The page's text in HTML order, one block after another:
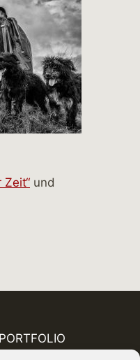
Zeit“ und
PORTFOLIO